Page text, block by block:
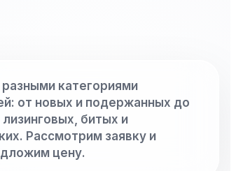
категориями
от новых и подержанных до
битых и
Рассмотрим заявку и
цену.